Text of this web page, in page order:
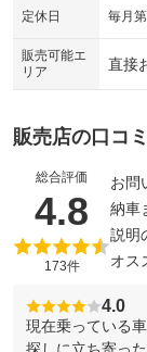
定休日 毎月
販売可能エ
リア
直接
販売店の口コミ
総合評価
4.8
173件
お問
納車
説明
オス
4.0
現在乗っている